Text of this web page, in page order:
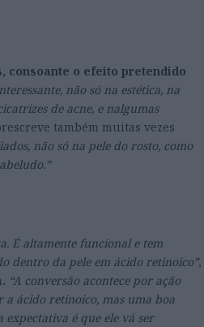
consoante o efeito pretendido
não só na estética, na
de acne, e nalgumas
também muitas vezes
não só na pele do rosto, como
É altamente funcional e tem
dentro da pele em ácido retinoico”,
“A conversão acontece por ação
a ácido retinoico, mas uma boa
é que ele vá ser